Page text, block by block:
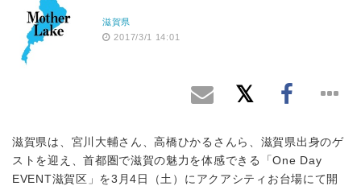
滋賀県
2017/3/1 14:01
滋賀県は、宮川大輔さん、高橋ひかるさんら、滋賀県出身のゲ
ストを迎え、首都圏で滋賀の魅力を体感できる「One Day
EVENT滋賀区」を3月4日（土）にアクアシティお台場にて開